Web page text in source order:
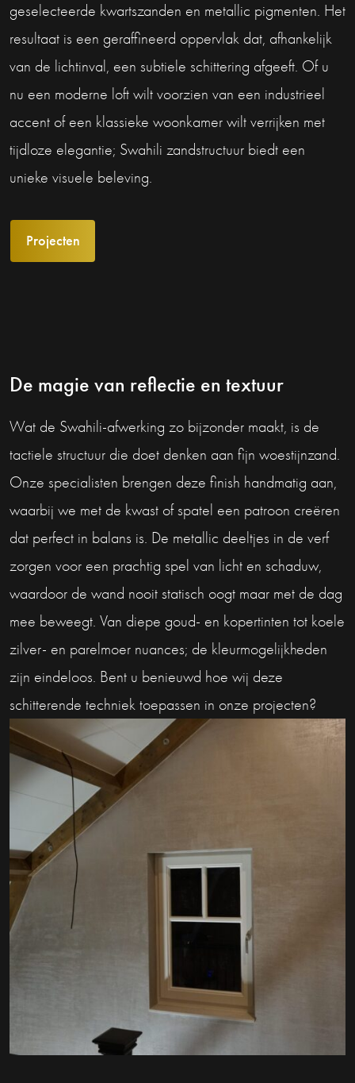
geselecteerde kwartszanden en metallic pigmenten. Het
resultaat is een geraffineerd oppervlak dat, afhankelijk
van de lichtinval, een subtiele schittering afgeeft. Of u
nu een moderne loft wilt voorzien van een industrieel
accent of een klassieke woonkamer wilt verrijken met
tijdloze elegantie; Swahili zandstructuur biedt een
unieke visuele beleving.
Projecten
De magie van reflectie en textuur
Wat de Swahili-afwerking zo bijzonder maakt, is de
tactiele structuur die doet denken aan fijn woestijnzand.
Onze specialisten brengen deze finish handmatig aan,
waarbij we met de kwast of spatel een patroon creëren
dat perfect in balans is. De metallic deeltjes in de verf
zorgen voor een prachtig spel van licht en schaduw,
waardoor de wand nooit statisch oogt maar met de dag
mee beweegt. Van diepe goud- en kopertinten tot koele
zilver- en parelmoer nuances; de kleurmogelijkheden
zijn eindeloos. Bent u benieuwd hoe wij deze
schitterende techniek toepassen in onze projecten?